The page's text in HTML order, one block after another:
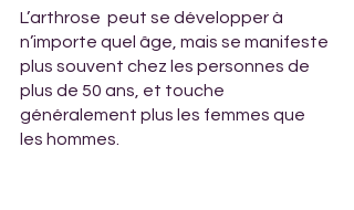
L’arthrose  peut se développer à
n’importe quel âge, mais se manifeste
plus souvent chez les personnes de
plus de 50 ans, et touche
généralement plus les femmes que
les hommes.